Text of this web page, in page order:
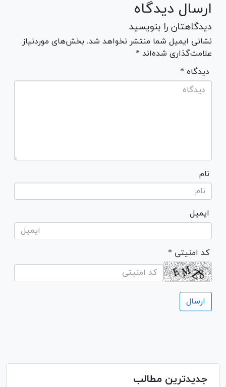
ارسال دیدگاه
دیدگاهتان را بنویسید
نشانی ایمیل شما منتشر نخواهد شد. بخش‌های موردنیاز
علامت‌گذاری شده‌اند *
* دیدگاه
نام
ایمیل
* کد امنیتی
جدیدترین مطالب